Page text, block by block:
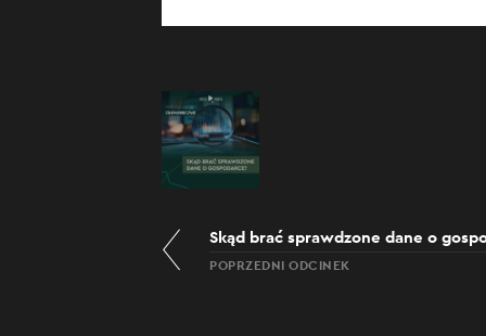
Skąd brać sprawdzone dane o
POPRZEDNI ODCINEK